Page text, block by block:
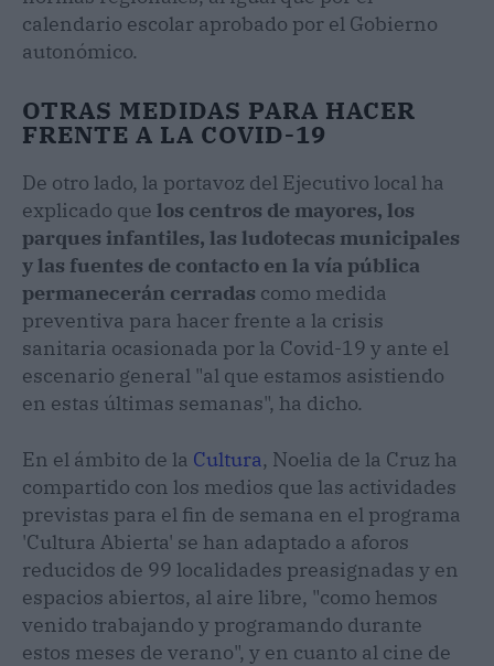
calendario escolar aprobado por el Gobierno
autonómico.
OTRAS MEDIDAS PARA HACER
FRENTE A LA COVID-19
De otro lado, la portavoz del Ejecutivo local ha
explicado que los centros de mayores, los
parques infantiles, las ludotecas municipales
y las fuentes de contacto en la vía pública
permanecerán cerradas como medida
preventiva para hacer frente a la crisis
sanitaria ocasionada por la Covid-19 y ante el
escenario general "al que estamos asistiendo
en estas últimas semanas", ha dicho.
En el ámbito de la Cultura, Noelia de la Cruz ha
compartido con los medios que las actividades
previstas para el fin de semana en el programa
'Cultura Abierta' se han adaptado a aforos
reducidos de 99 localidades preasignadas y en
espacios abiertos, al aire libre, "como hemos
venido trabajando y programando durante
estos meses de verano", y en cuanto al cine de